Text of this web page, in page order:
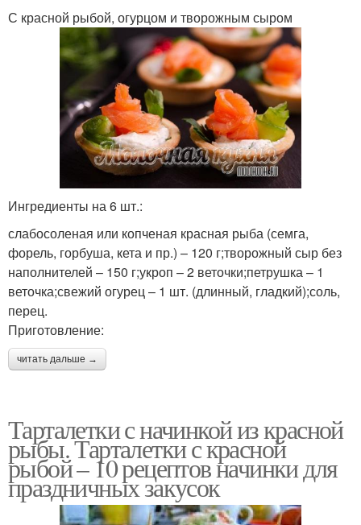
С красной рыбой, огурцом и творожным сыром
Ингредиенты на 6 шт.:
слабосоленая или копченая красная рыба (семга,
форель, горбуша, кета и пр.) – 120 г;творожный сыр без
наполнителей – 150 г;укроп – 2 веточки;петрушка – 1
веточка;свежий огурец – 1 шт. (длинный, гладкий);соль,
перец.
Приготовление:
читать дальше →
Тарталетки с начинкой из красной
рыбы. Тарталетки с красной
рыбой – 10 рецептов начинки для
праздничных закусок